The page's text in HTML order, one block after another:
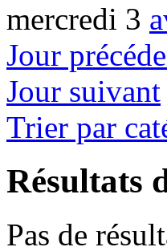
mercredi 3
Jour
Jour suivant
Trier par
Résultats
Pas de